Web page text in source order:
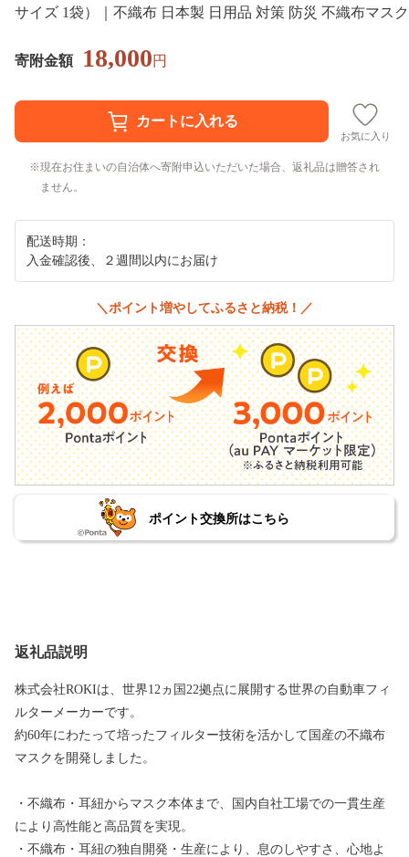
サイズ 1袋）｜不織布 日本製 日用品 対策 防災 不織布マスク
寄附金額 18,000円
お気に入り
現在お住まいの自治体へ寄附申込いただいた場合、返礼品は贈答され
ません。
配送時期：
入金確認後、２週間以内にお届け
＼ポイント増やしてふるさと納税！／
ポイント交換所はこちら
返礼品説明
株式会社ROKIは、世界12ヵ国22拠点に展開する世界の自動車フィ
ルターメーカーです。
約60年にわたって培ったフィルター技術を活かして国産の不織布
マスクを開発しました。
・不織布・耳紐からマスク本体まで、国内自社工場での一貫生産
により高性能と高品質を実現。
・不織布・耳紐の独自開発・生産により、息のしやすさ、心地よ